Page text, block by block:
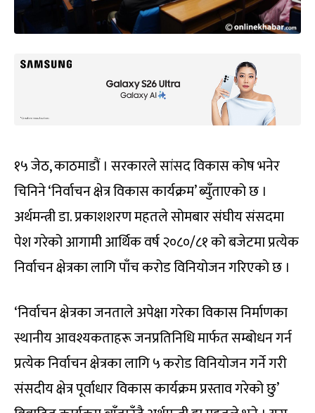
१५ जेठ, काठमाडौं । सरकारले सांसद विकास कोष भनेर
चिनिने ‘निर्वाचन क्षेत्र विकास कार्यक्रम’ ब्युँताएको छ ।
अर्थमन्त्री डा. प्रकाशशरण महतले सोमबार संघीय संसदमा
पेश गरेको आगामी आर्थिक वर्ष २०८०/८१ को बजेटमा प्रत्येक
निर्वाचन क्षेत्रका लागि पाँच करोड विनियोजन गरिएको छ ।
‘निर्वाचन क्षेत्रका जनताले अपेक्षा गरेका विकास निर्माणका
स्थानीय आवश्यकताहरू जनप्रतिनिधि मार्फत सम्बोधन गर्न
प्रत्येक निर्वाचन क्षेत्रका लागि ५ करोड विनियोजन गर्ने गरी
संसदीय क्षेत्र पूर्वाधार विकास कार्यक्रम प्रस्ताव गरेको छु’